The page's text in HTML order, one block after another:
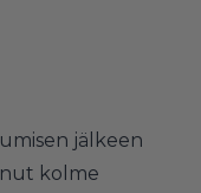
jälkeen
kolme